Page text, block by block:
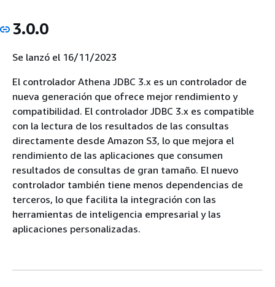
3.0.0
Se lanzó el 16/11/2023
El controlador Athena JDBC 3.x es un controlador de
nueva generación que ofrece mejor rendimiento y
compatibilidad. El controlador JDBC 3.x es compatible
con la lectura de los resultados de las consultas
directamente desde Amazon S3, lo que mejora el
rendimiento de las aplicaciones que consumen
resultados de consultas de gran tamaño. El nuevo
controlador también tiene menos dependencias de
terceros, lo que facilita la integración con las
herramientas de inteligencia empresarial y las
aplicaciones personalizadas.